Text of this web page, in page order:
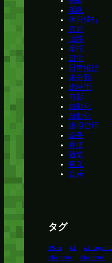
乐队
休日骑行
喜剧
山路
摩托
日常
日常维护
未分類
比特币
电影
自動化
自動化
虚拟货币
设备
赛道
随笔
音乐
音乐
タグ
35mm AI AI Agent
cbr400r
cbr500r